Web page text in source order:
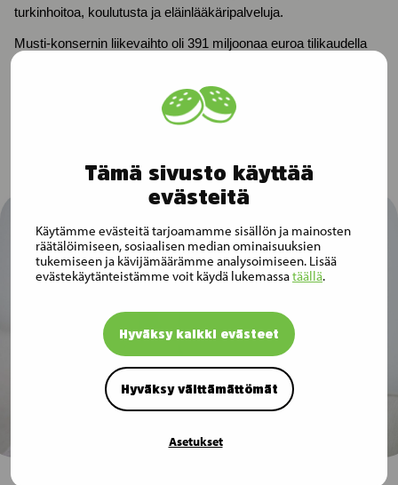
Tämä sivusto käyttää
evästeitä
Käytämme evästeitä tarjoamamme sisällön ja mainosten
räätälöimiseen, sosiaalisen median ominaisuuksien
tukemiseen ja kävijämäärämme analysoimiseen. Lisää
evästekäytänteistämme voit käydä lukemassatäällä.
Hyväksy kaikki evästeet
Hyväksy välttämättömät
Asetukset
turkinhoitoa, koulutusta ja eläinlääkäripalveluja.
Musti-konsernin liikevaihto oli 391 miljoonaa euroa tilikaudella
miljoonaa kanta-asiakasta ja 335 myymälää.